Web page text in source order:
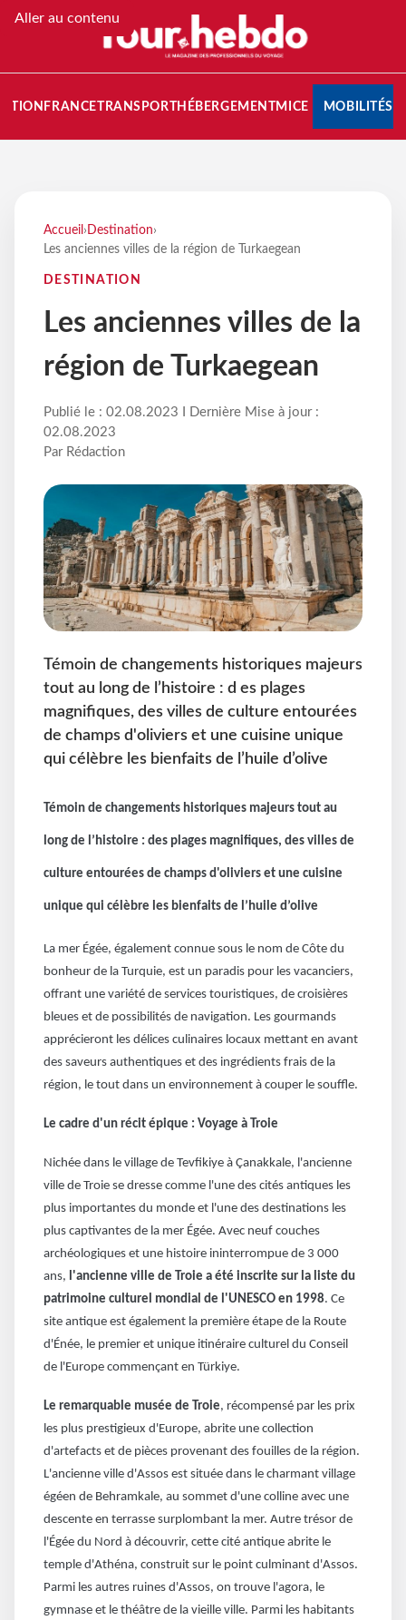
Aller au contenu
FRANCETRANSPORT HÉBERGEMENTMICE MOBILITÉS
Accueil › Destination›
Les anciennes villes de la région de Turkaegean
DESTINATION
Les anciennes villes de la
région de Turkaegean
Publié le : 02.08.2023 I Dernière Mise à jour :
02.08.2023
Par Rédaction
Témoin de changements historiques majeurs
tout au long de l’histoire : d es plages
magnifiques, des villes de culture entourées
de champs d'oliviers et une cuisine unique
qui célèbre les bienfaits de l’huile d’olive
Témoin de changements historiques majeurs tout au
long de l’histoire : des plages magnifiques, des villes de
culture entourées de champs d'oliviers et une cuisine
unique qui célèbre les bienfaits de l’huile d’olive
La mer Égée, également connue sous le nom de Côte du
bonheur de la Turquie, est un paradis pour les vacanciers,
offrant une variété de services touristiques, de croisières
bleues et de possibilités de navigation. Les gourmands
apprécieront les délices culinaires locaux mettant en avant
des saveurs authentiques et des ingrédients frais de la
région, le tout dans un environnement à couper le souffle.
Le cadre d'un récit épique : Voyage à Troie
Nichée dans le village de Tevfikiye à Çanakkale, l'ancienne
ville de Troie se dresse comme l'une des cités antiques les
plus importantes du monde et l'une des destinations les
plus captivantes de la mer Égée. Avec neuf couches
archéologiques et une histoire ininterrompue de 3 000
ans, l'ancienne ville de Troie a été inscrite sur la liste du
patrimoine culturel mondial de l'UNESCO en 1998. Ce
site antique est également la première étape de la Route
d'Énée, le premier et unique itinéraire culturel du Conseil
de l'Europe commençant en Türkiye.
Le remarquable musée de Troie, récompensé par les prix
les plus prestigieux d'Europe, abrite une collection
d'artefacts et de pièces provenant des fouilles de la région.
L'ancienne ville d'Assos est située dans le charmant village
égéen de Behramkale, au sommet d'une colline avec une
descente en terrasse surplombant la mer. Autre trésor de
l'Égée du Nord à découvrir, cette cité antique abrite le
temple d'Athéna, construit sur le point culminant d'Assos.
Parmi les autres ruines d'Assos, on trouve l'agora, le
gymnase et le théâtre de la vieille ville. Parmi les habitants